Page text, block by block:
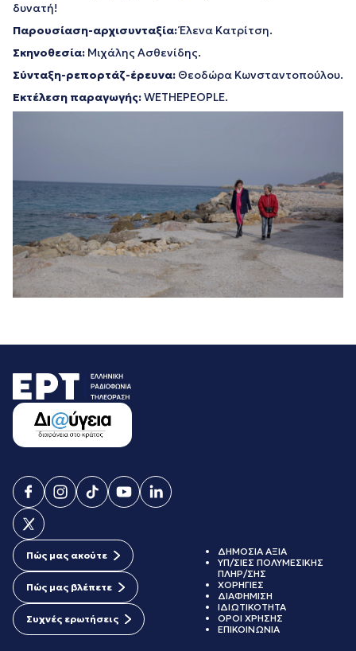
δυνατή!
Παρουσίαση-αρχισυνταξία:Έλενα Κατρίτση.
Σκηνοθεσία: Μιχάλης Ασθενίδης.
Σύνταξη-ρεπορτάζ-έρευνα: Θεοδώρα Κωνσταντοπούλου.
Εκτέλεση παραγωγής:WETHEPEOPLE.
Πώς μας ακούτε
Πώς μας βλέπετε
Συχνές ερωτήσεις
ΔΗΜΟΣΙΑ ΑΞΙΑ
ΥΠ/ΣΙΕΣ ΠΟΛΥΜΕΣΙΚΗΣ
ΠΛΗΡ/ΣΗΣ
ΧΟΡΗΓΙΕΣ
ΔΙΑΦΗΜΙΣΗ
ΙΔΙΩΤΙΚΟΤΗΤΑ
ΟΡΟΙ ΧΡΗΣΗΣ
ΕΠΙΚΟΙΝΩΝΙΑ